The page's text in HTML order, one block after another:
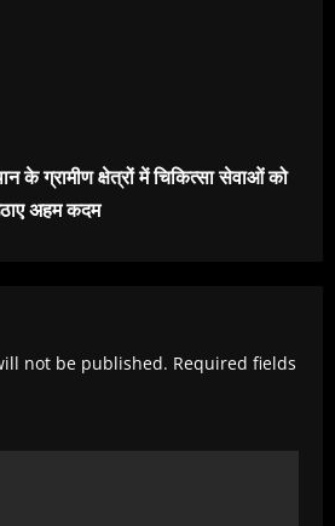
के ग्रामीण क्षेत्रों में चिकित्सा सेवाओं को
अहम कदम
not be published. Required fields